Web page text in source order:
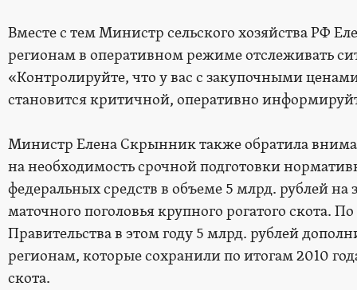
Вместе с тем Министр сельского хозяйства РФ
регионам в оперативном режиме отслеживать
«Контролируйте, что у вас с закупочными
становится критичной, оперативно
Министр Елена Скрынник также обратила
на необходимость срочной подготовки
федеральных средств в объеме 5 млрд. рублей
маточного поголовья крупного рогатого скота.
Правительства в этом году 5 млрд. рублей
регионам, которые сохранили по итогам 2010
скота.